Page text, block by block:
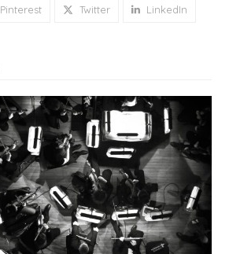
Pinterest Twitter LinkedIn